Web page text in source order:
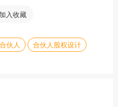
加入收藏
伙人 合伙人股权设计